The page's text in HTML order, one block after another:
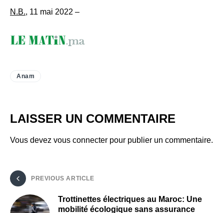
N.B., 11 mai 2022 –
Anam
LAISSER UN COMMENTAIRE
Vous devez vous connecter pour publier un commentaire.
PREVIOUS ARTICLE
Trottinettes électriques au Maroc: Une
mobilité écologique sans assurance